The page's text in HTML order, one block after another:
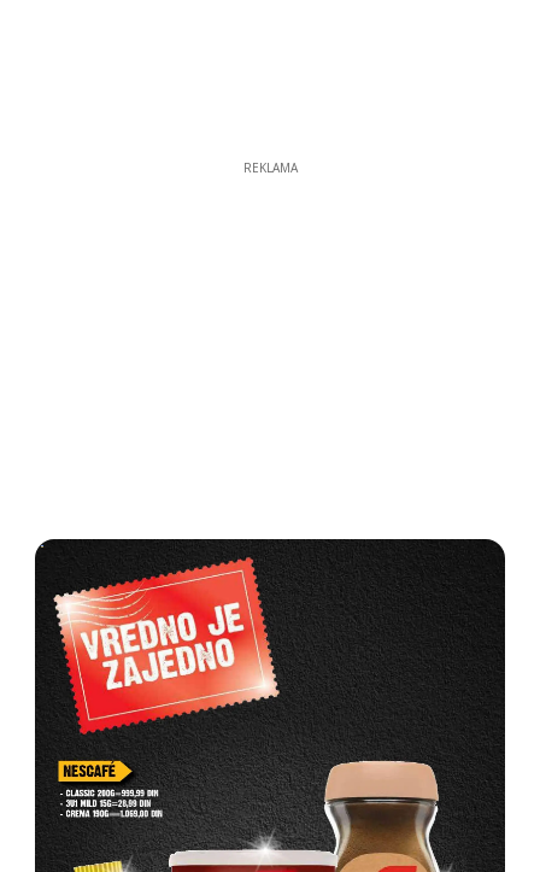
REKLAMA